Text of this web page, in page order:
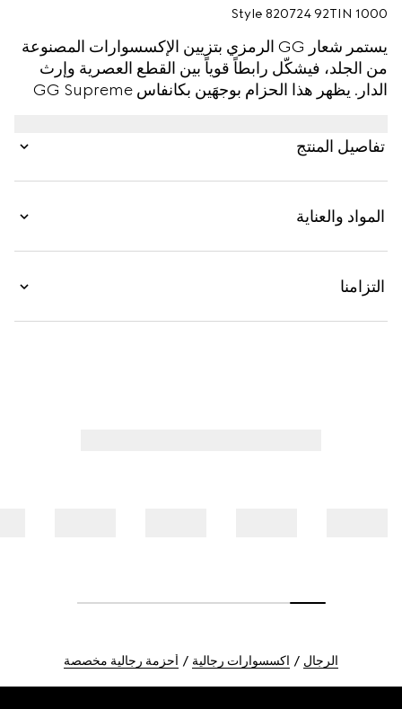
Style ‎820724 92TIN 1000
يستمر شعار GG الرمزي بتزيين الإكسسوارات المصنوعة
من الجلد، فيشكّل رابطاً قوياً بين القطع العصرية وإرث
الدار. يظهر هذا الحزام بوجهَين بكانفاس GG Supreme
الاستخدامات إلى الإكسسوار. تكتمل القطعة بمشبك
مستطيل مع نقش شعار Gucci.
تفاصيل المنتج
المواد والعناية
التزامنا
الرجال اكسسوارات رجالية أحزمة رجالية مخصصة